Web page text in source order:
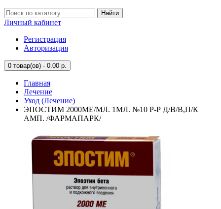
Найти
Личный кабинет
Регистрация
Авторизация
0 товар(ов) - 0.00 р.
Главная
Лечение
Уход (Лечение)
ЭПОСТИМ 2000МЕ/МЛ. 1МЛ. №10 Р-Р Д/В/В,П/К
АМП. /ФАРМАПАРК/